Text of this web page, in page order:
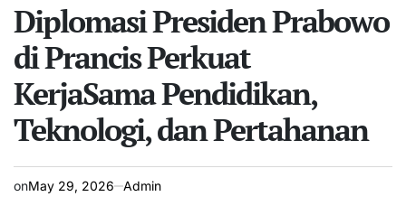
Diplomasi Presiden Prabowo
di Prancis Perkuat
KerjaSama Pendidikan,
Teknologi, dan Pertahanan
onMay 29, 2026 Admin